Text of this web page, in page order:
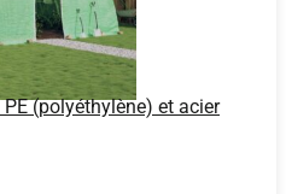
(polyéthylène) et acier